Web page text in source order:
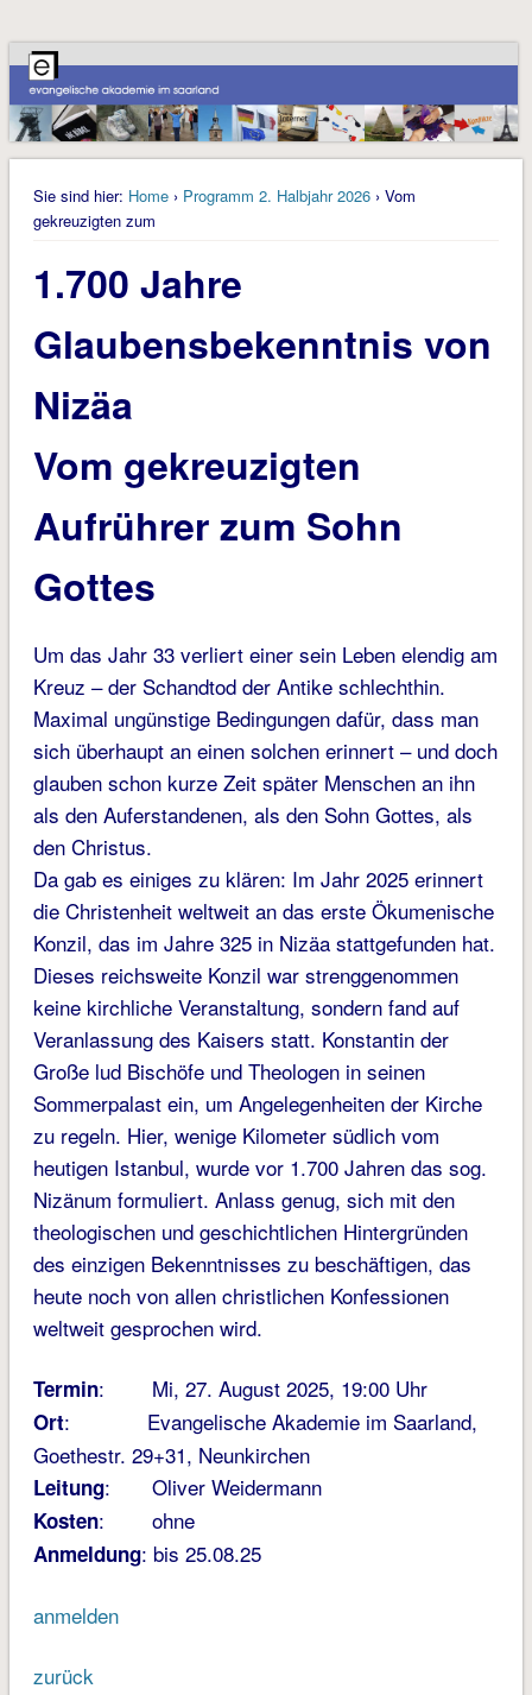
Sie sind hier: Home› Programm 2. Halbjahr 2026› Vom
gekreuzigten zum
1.700 Jahre
Glaubensbekenntnis von
Nizäa
Vom gekreuzigten
Aufrührer zum Sohn
Gottes
Um das Jahr 33 verliert einer sein Leben elendig am
Kreuz – der Schandtod der Antike schlechthin.
Maximal ungünstige Bedingungen dafür, dass man
sich überhaupt an einen solchen erinnert – und doch
glauben schon kurze Zeit später Menschen an ihn
als den Auferstandenen, als den Sohn Gottes, als
den Christus.
Da gab es einiges zu klären: Im Jahr 2025 erinnert
die Christenheit weltweit an das erste Ökumenische
Konzil, das im Jahre 325 in Nizäa stattgefunden hat.
Dieses reichsweite Konzil war strenggenommen
keine kirchliche Veranstaltung, sondern fand auf
Veranlassung des Kaisers statt. Konstantin der
Große lud Bischöfe und Theologen in seinen
Sommerpalast ein, um Angelegenheiten der Kirche
zu regeln. Hier, wenige Kilometer südlich vom
heutigen Istanbul, wurde vor 1.700 Jahren das sog.
Nizänum formuliert. Anlass genug, sich mit den
theologischen und geschichtlichen Hintergründen
des einzigen Bekenntnisses zu beschäftigen, das
heute noch von allen christlichen Konfessionen
weltweit gesprochen wird.
Termin: Mi, 27. August 2025, 19:00 Uhr
Ort: Evangelische Akademie im Saarland,
Goethestr. 29+31, Neunkirchen
Leitung: Oliver Weidermann
Kosten: ohne
Anmeldung: bis 25.08.25
anmelden
zurück